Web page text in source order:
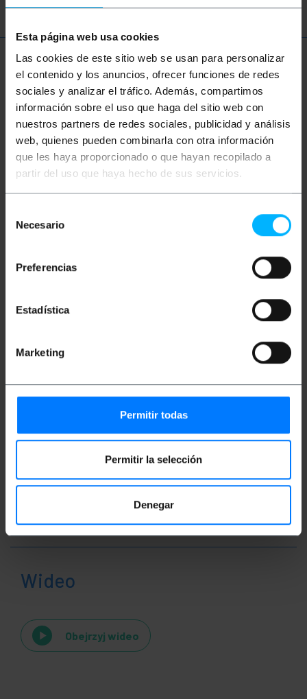
Esta página web usa cookies
Las cookies de este sitio web se usan para personalizar
el contenido y los anuncios, ofrecer funciones de redes
sociales y analizar el tráfico. Además, compartimos
información sobre el uso que haga del sitio web con
nuestros partners de redes sociales, publicidad y análisis
web, quienes pueden combinarla con otra información
que les haya proporcionado o que hayan recopilado a
partir del uso que haya hecho de sus servicios.
Necesario
Preferencias
Estadística
Marketing
Permitir todas
Permitir la selección
Denegar
Więcej informacji
Opis
Kabel DMX lub DMX512 (Digital MultipleX 512)
stosowany w technologii oświetleniowej do
umożliwiający komunikację między urządzeniami
impedancji 120 omów. Posiada 5-stykowe męskie
złącza XLR na obu końcach. Długość kabla: 2 m.
Miary i wagi
Waga brutto: 170 g
Wymiary produktu (szerokość x głębokość x
Środki w pakiecie: 18.0 x 18.0 x 2.0 cm
Wideo
Obejrzyj wideo